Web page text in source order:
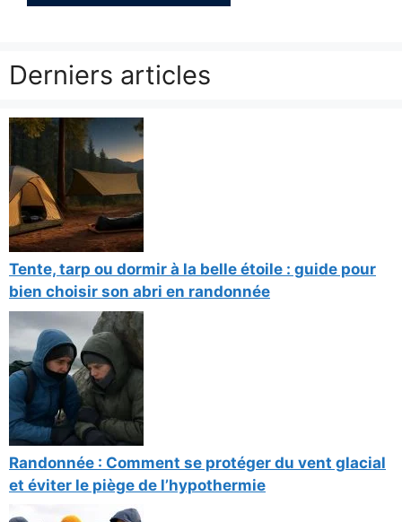
Derniers articles
Tente, tarp ou dormir à la belle étoile : guide pour
bien choisir son abri en randonnée
Randonnée : Comment se protéger du vent glacial
et éviter le piège de l’hypothermie